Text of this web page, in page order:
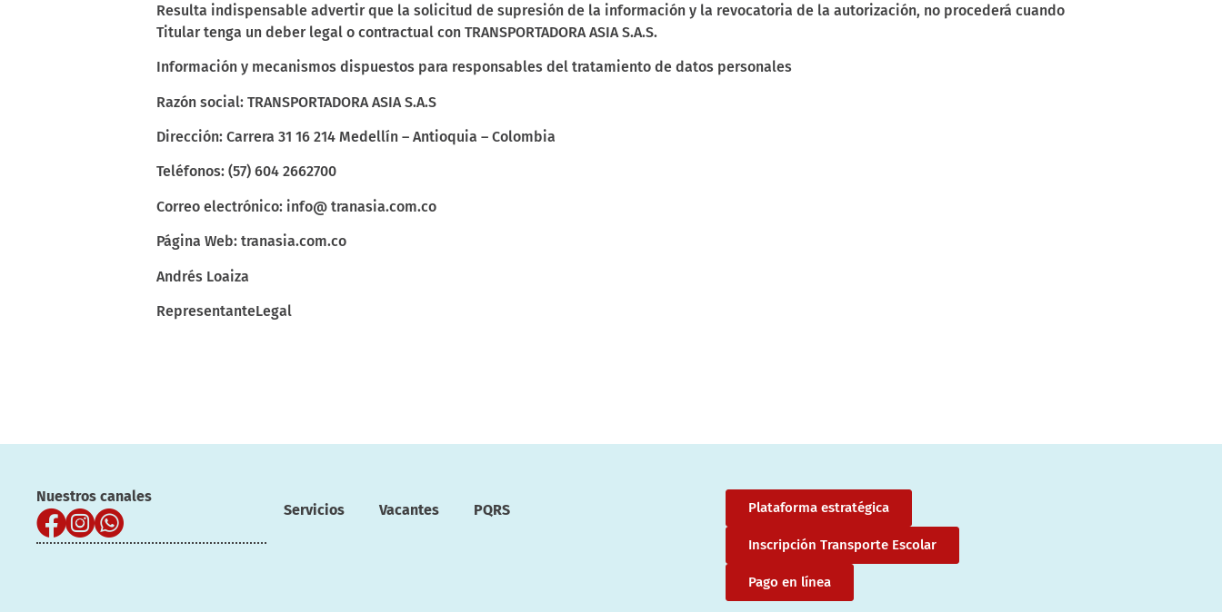
Resulta indispensable advertir que la solicitud de supresión de la información y la revocatoria de la autorización, no procederá cuando
Titular tenga un deber legal o contractual con TRANSPORTADORA ASIA S.A.S.
Información y mecanismos dispuestos para responsables del tratamiento de datos personales
Razón social: TRANSPORTADORA ASIA S.A.S
Dirección: Carrera 31 16 214 Medellín – Antioquia – Colombia
Teléfonos: (57) 604 2662700
Correo electrónico: info@ tranasia.com.co
Página Web: tranasia.com.co
Andrés Loaiza
RepresentanteLegal
Nuestros canales
Servicios Vacantes PQRS Plataforma estratégica
Inscripción Transporte Escolar
Pago en línea